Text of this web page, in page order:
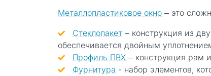
Металлопластиковое окно – это
Стеклопакет – конструкция из
обеспечивается двойным
Профиль ПВХ – конструкция рам
Фурнитура - набор элементов,